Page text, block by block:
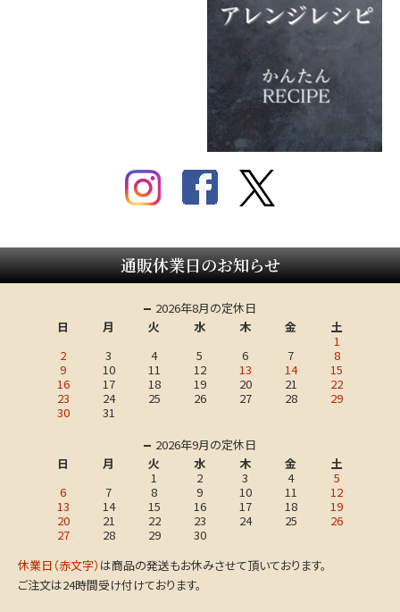
通販休業日のお知らせ
2026年8月の定休日
日
月 火 水 木 金
土
1
2
3 4 5 6 7
8
9
10 11 12 13 14
15
16
17 18 19 20 21
22
23
24 25 26 27 28
29
30
31
2026年9月の定休日
日
月 火 水 木 金
土
1
2 3 4
5
6
7 8 9 10 11
12
13
14 15 16 17 18
19
20
21 22 23 24 25
26
27
28 29
30
休業日（赤文字） は商品の発送もお休みさせて頂いております。
ご注文は24時間受け付けております。